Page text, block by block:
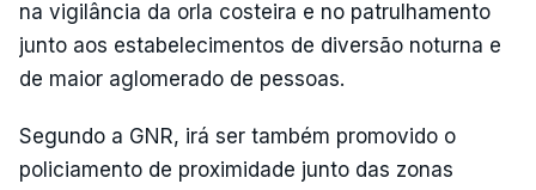
na vigilância da orla costeira e no patrulhamento
junto aos estabelecimentos de diversão noturna e
de maior aglomerado de pessoas.
Segundo a GNR, irá ser também promovido o
policiamento de proximidade junto das zonas